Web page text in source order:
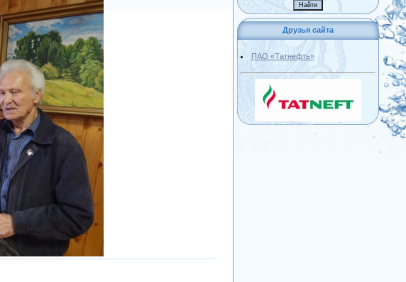
Друзья сайта
ПАО «Татнефть»